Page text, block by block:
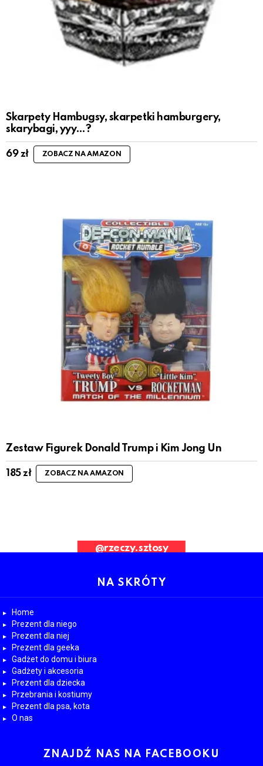
Skarpety Hambugsy, skarpetki hamburgery,
skarybagi, yyy…?
69zł ZOBACZ NA AMAZON
Zestaw Figurek Donald Trump i Kim Jong Un
185zł ZOBACZ NA AMAZON
Request. Error validating application
@rzeczy.sztosy
NA SKRÓTY
Home
Prezent dla niego
Prezent dla niej
Prezent dla geeka
Gadżet do domu i biura
Gadżety i akcesoria
Prezent dla dziecka
Przebrania i kostiumy
Prezent dla psa, kota
O nas
ZNAJDŹ NAS NA FACEBOOKU